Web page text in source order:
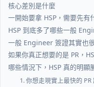
核心差別是什麼
一開始要拿 HSP，需要先有
HSP 到底多了哪些一般
一般 Engineer 簽證其實也
如果你真正想要的是 PR，
哪些情況下，HSP 真的明
1. 你想走現實上最快的 PR